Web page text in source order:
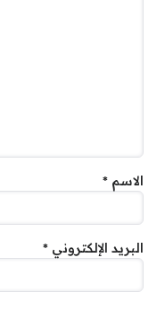
الاسم *
البريد الإلكتروني *